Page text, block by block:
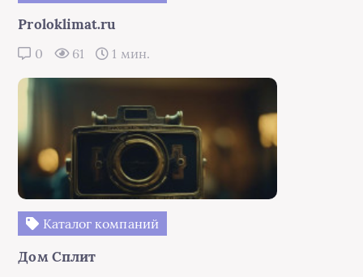
Proloklimat.ru
0 61 1 мин.
Каталог компаний
Дом Сплит